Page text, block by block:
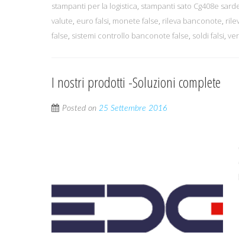
stampanti per la logistica, stampanti sato Cg408e
valute, euro falsi, monete false, rileva banconote,
false, sistemi controllo banconote false, soldi falsi,
I nostri prodotti -Soluzioni complete
Posted on 25 Settembre 2016